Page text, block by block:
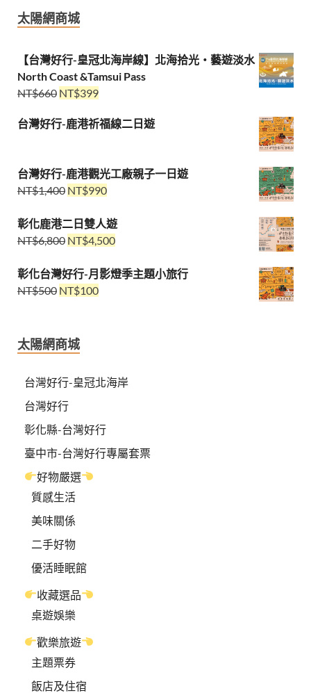
太陽網商城
【台灣好行-皇冠北海岸線】北海拾光・藝遊淡水
North Coast &Tamsui Pass
NT$660 NT$399
台灣好行-鹿港祈福線二日遊
台灣好行-鹿港觀光工廠親子一日遊
NT$1,400 NT$990
彰化鹿港二日雙人遊
NT$6,800 NT$4,500
彰化台灣好行-月影燈季主題小旅行
NT$500 NT$100
太陽網商城
台灣好行-皇冠北海岸
台灣好行
彰化縣-台灣好行
臺中市-台灣好行專屬套票
好物嚴選
質感生活
美味關係
二手好物
優活睡眠館
收藏選品
桌遊娛樂
歡樂旅遊
主題票券
飯店及住宿